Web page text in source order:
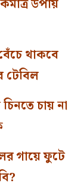
উপায়
থাকবে
টেবিল
চায় না
গায়ে ফুটে